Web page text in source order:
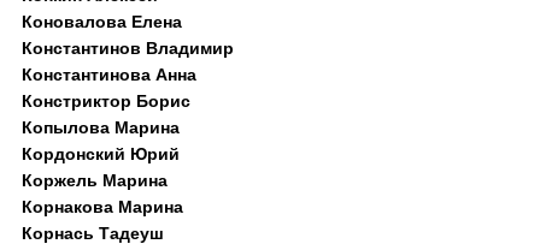
Коновалова Елена
Константинов Владимир
Константинова Анна
Констриктор Борис
Копылова Марина
Кордонский Юрий
Коржель Марина
Корнакова Марина
Корнась Тадеуш